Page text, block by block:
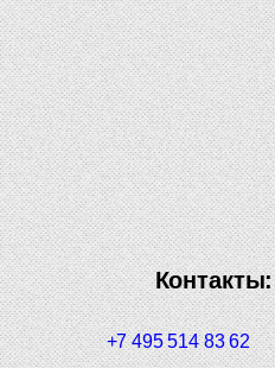
Контакты:
+7 495 514 83 62